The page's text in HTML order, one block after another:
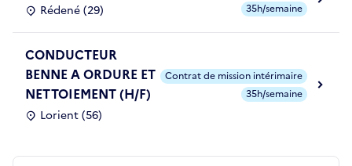
Rédené (29)
35h/semaine
CONDUCTEUR
BENNE A ORDURE ET
NETTOIEMENT (H/F)
Lorient (56)
Contrat de mission intérimaire
35h/semaine